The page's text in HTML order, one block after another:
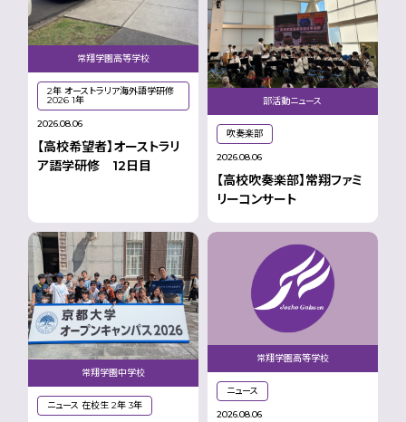
2026.08.06
常翔学園高等学校
2年 オーストラリア海外語学研修
2026 1年
【高校希望者】オーストラリ
ア語学研修 12日目
2026.08.06
部活動ニュース
吹奏楽部
【高校吹奏楽部】常翔ファミ
リーコンサート
常翔学園中学校
ニュース 在校生 2年 3年
2026.08.06
常翔学園高等学校
ニュース